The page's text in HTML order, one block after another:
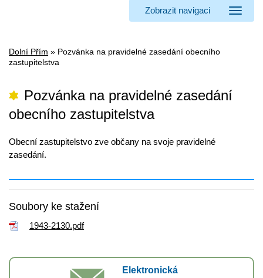
Zobrazit navigaci
Dolní Přím » Pozvánka na pravidelné zasedání obecního
zastupitelstva
Pozvánka na pravidelné zasedání
obecního zastupitelstva
Obecní zastupitelstvo zve občany na svoje pravidelné
zasedání.
Soubory ke stažení
1943-2130.pdf
Elektronická